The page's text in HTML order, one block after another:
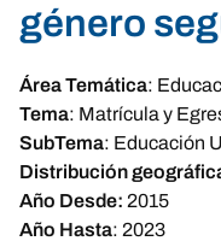
género
Área Temática:
Tema: Matrícula y
SubTema: Educación
Distribución
Año Desde: 2015
Año Hasta: 2023